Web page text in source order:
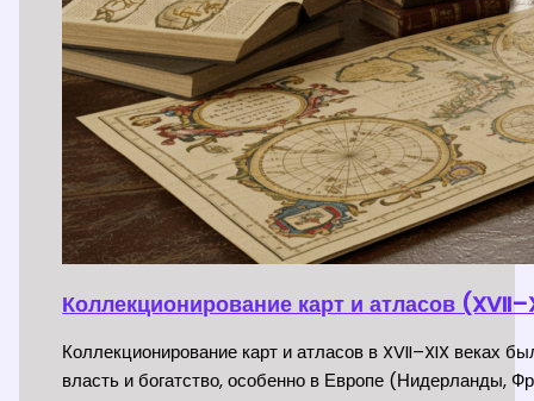
Коллекционирование карт и атласов
Коллекционирование карт и атласов в XVII–XIX веках
власть и богатство, особенно в Европе (Нидерланды,